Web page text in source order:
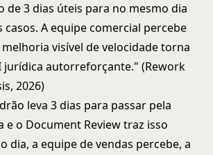
de 3 dias úteis para no mesmo dia
casos. A equipe comercial percebe
visível de velocidade torna
jurídica autorreforçante." (Rework
2026)
leva 3 dias para passar pela
e o Document Review traz isso
dia, a equipe de vendas percebe, a